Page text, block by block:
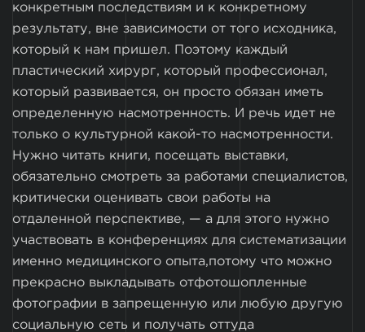
конкретным последствиям и к конкретному
результату, вне зависимости от того исходника,
который к нам пришел. Поэтому каждый
пластический хирург, который профессионал,
который развивается, он просто обязан иметь
определенную насмотренность. И речь идет не
только о культурной какой-то насмотренности.
Нужно читать книги, посещать выставки,
обязательно смотреть за работами специалистов,
критически оценивать свои работы на
отдаленной перспективе, — а для этого нужно
участвовать в конференциях для систематизации
именно медицинского опыта,потому что можно
прекрасно выкладывать отфотошопленные
фотографии в запрещенную или любую другую
социальную сеть и получать оттуда